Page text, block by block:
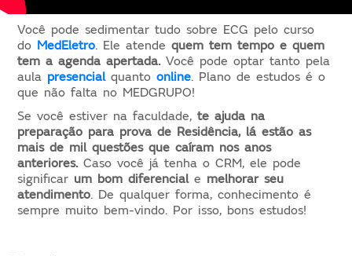
Você pode sedimentar tudo sobre ECG pelo curso
do MedEletro. Ele atendequem tem tempo e quem
tem a agenda apertada.Você pode optar tanto pela
aula presencialquantoonline. Plano de estudos é o
que não falta no MEDGRUPO!
Se você estiver na faculdade,te ajuda na
preparação para prova de Residência, lá estão as
mais de mil questões que caíram nos anos
anteriores.Caso você já tenha o CRM, ele pode
significar um bom diferenciale melhorar seu
atendimento. De qualquer forma, conhecimento é
sempre muito bem-vindo. Por isso, bons estudos!